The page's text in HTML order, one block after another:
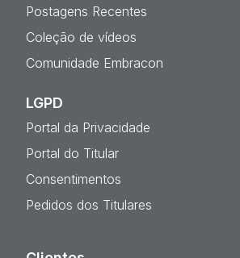
Postagens Recentes
Coleção de vídeos
Comunidade Embracon
LGPD
Portal da Privacidade
Portal do Titular
Consentimentos
Pedidos dos Titulares